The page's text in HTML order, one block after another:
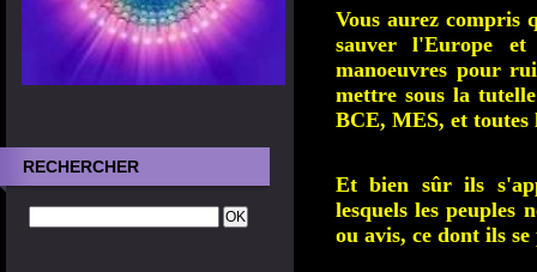
RECHERCHER
Vous aurez compris
sauver l'Europe
manoeuvres pour
mettre sous la
BCE, MES, et toutes
Et bien sûr ils
lesquels les peuples
ou avis, ce dont ils